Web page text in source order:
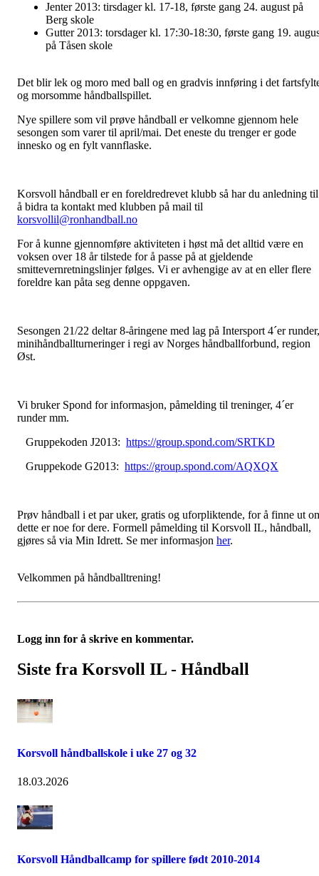
Jenter 2013: tirsdager kl. 17-18, første gang 24. august på
Berg skole
Gutter 2013: torsdager kl. 17:30-18:30, første gang 19.
på Tåsen skole
Det blir lek og moro med ball og en gradvis innføring i det
og morsomme håndballspillet.
Nye spillere som vil prøve håndball er velkomne gjennom hele
sesongen som varer til april/mai. Det eneste du trenger er gode
innesko og en fylt vannflaske.
Korsvoll håndball er en foreldredrevet klubb så har du anledning til
å bidra ta kontakt med klubben på mail til
korsvollil@ronhandball.no
For å kunne gjennomføre aktiviteten i høst må det alltid være en
voksen over 18 år tilstede for å passe på at gjeldende
smittevernretningslinjer følges. Vi er avhengige av at en eller flere
foreldre kan påta seg denne oppgaven.
Sesongen 21/22 deltar 8-åringene med lag på Intersport 4´er runder,
minihåndballturneringer i regi av Norges håndballforbund, region
Øst.
Vi bruker Spond for informasjon, påmelding til treninger, 4´er
runder mm.
Gruppekoden J2013: https://group.spond.com/SRTKD
Gruppekode G2013: https://group.spond.com/AQXQX
Prøv håndball i et par uker, gratis og uforpliktende, for å finne ut
dette er noe for dere. Formell påmelding til Korsvoll IL, håndball,
gjøres så via Min Idrett. Se mer informasjon her.
Velkommen på håndballtrening!
Logg inn for å skrive en kommentar.
Siste fra Korsvoll IL - Håndball
Korsvoll håndballskole i uke 27 og 32
18.03.2026
Korsvoll Håndballcamp for spillere født 2010-2014